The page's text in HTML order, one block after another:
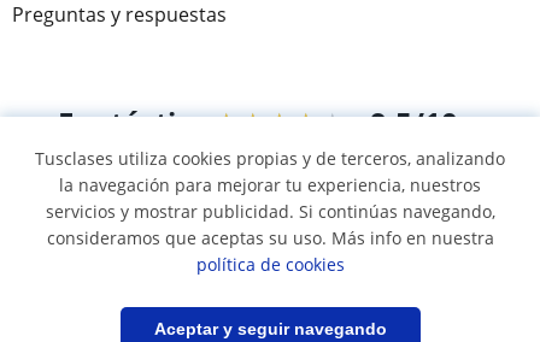
Guardar búsqueda
Preguntas y respuestas
Fantástica★★★★★ 9,5/10
305915 opiniones de alumnos
© 2007 - 2026 Tusclases.com.uy
Mapa web:Profesores particulares
Tusclases utiliza cookies propias y de terceros, analizando
la navegación para mejorar tu experiencia, nuestros
servicios y mostrar publicidad. Si continúas navegando,
consideramos que aceptas su uso. Más info en nuestra
política de cookies
Aceptar y seguir navegando